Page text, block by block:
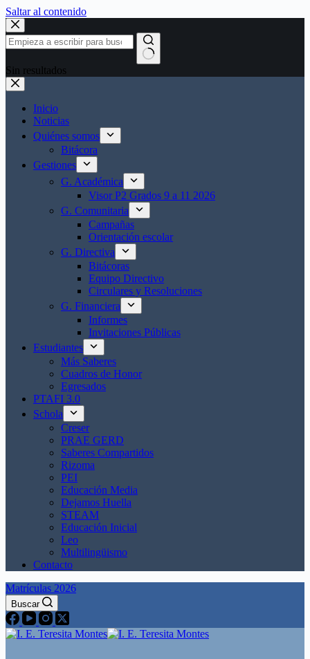
Saltar al contenido
Sin resultados
Inicio
Noticias
Quiénes somos
Bitácora
Gestiones
G. Académica
Visor P2 Grados 9 a 11 2026
G. Comunitaria
Campañas
Orientación escolar
G. Directiva
Bitácoras
Equipo Directivo
Circulares y Resoluciones
G. Financiera
Informes
Invitaciones Públicas
Estudiantes
Más Saberes
Cuadros de Honor
Egresados
PTAFI 3.0
Schola
Creser
PRAE GERD
Saberes Compartidos
Rizoma
PEI
Educación Media
Dejamos Huella
STEAM
Educación Inicial
Leo
Multilingüismo
Contacto
Matrículas 2026
Buscar